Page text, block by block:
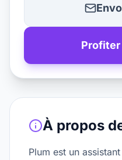
À propos
Plum est un